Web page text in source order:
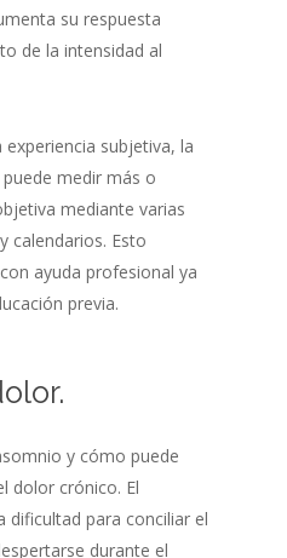
su respuesta
de la intensidad al
subjetiva, la
medir más o
mediante varias
calendarios. Esto
ayuda profesional ya
previa.
y cómo puede
dolor crónico. El
dificultad para conciliar el
durante el